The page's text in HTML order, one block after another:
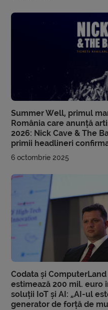
Summer Well, primul
România care anunță
2026: Nick Cave & The
primii headlineri
6 octombrie 2025
Codata și
estimează 200 mil. euro
soluții IoT și AI: „AI-ul
generator de forță de